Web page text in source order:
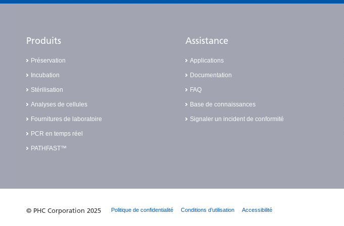
Produits
Préservation
Incubation
Stérilisation
Analyses de cellules
Fournitures de laboratoire
PCR en temps réel
PATHFAST™
Assistance
Applications
Documentation
FAQ
Base de connaissances
Signaler un incident de conformité
Politique de confidentialité Conditions d’utilisation Accessibilité
© PHC Corporation 2025